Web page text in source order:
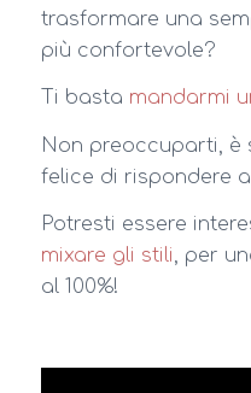
trasformare una
più confortevole?
Ti basta mandarmi
Non preoccuparti, è
felice di rispondere
Potresti essere
mixare gli stili, per
al 100%!